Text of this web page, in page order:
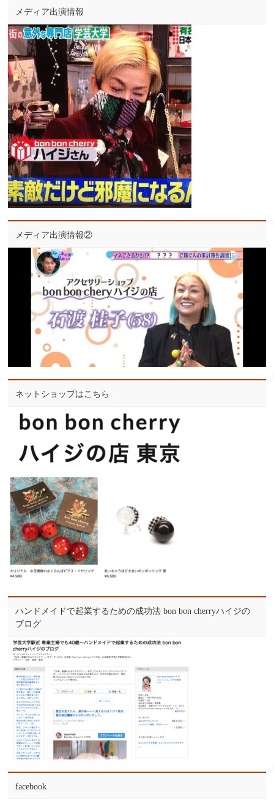
メディア出演情報
メディア出演情報②
ネットショップはこちら
ハンドメイドで起業するための成功法 bon bon cherryハイジの
ブログ
facebook